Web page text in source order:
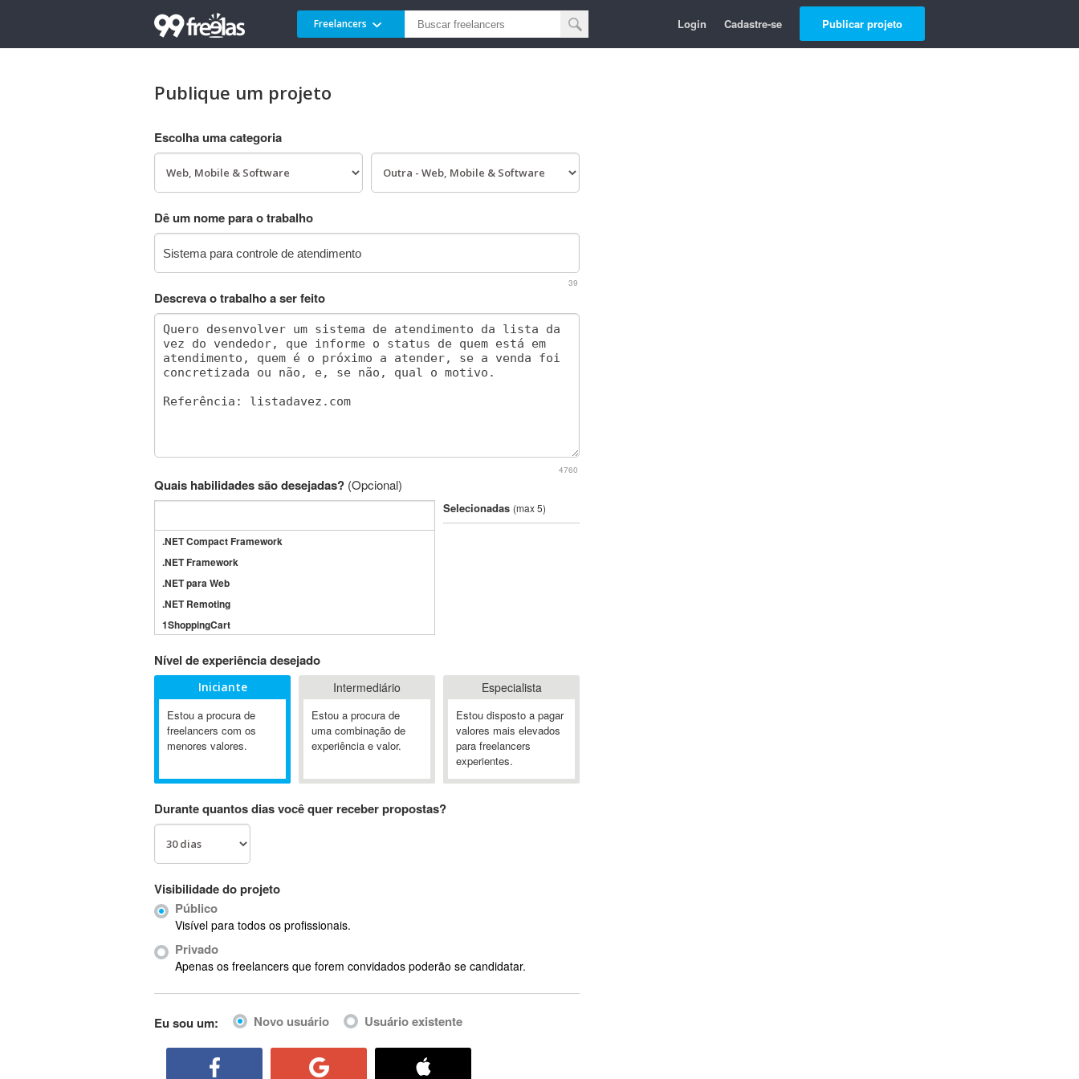
Freelancers Login Cadastre-se Publicar projeto
Publique um projeto
Escolha uma categoria
Dê um nome para o trabalho
39
Descreva o trabalho a ser feito
4760
Quais habilidades são desejadas? (Opcional)
.NET Compact Framework
.NET Framework
.NET para Web
.NET Remoting
1ShoppingCart
3GSM
4D Dimension
802.11
A&P
A-GPS
Ab Initio
ABIS
AbleCommerce
Ableton Live
Abstract Window Toolkit (AWT)
Selecionadas (max 5)
Nível de experiência desejado
Iniciante
Estou a procura de
freelancers com os
menores valores.
Intermediário
Estou a procura de
uma combinação de
experiência e valor.
Especialista
Estou disposto a pagar
valores mais elevados
para freelancers
experientes.
Durante quantos dias você quer receber propostas?
Visibilidade do projeto
Público
Visível para todos os profissionais.
Privado
Apenas os freelancers que forem convidados poderão se candidatar.
Eu sou um: Novo usuário Usuário existente